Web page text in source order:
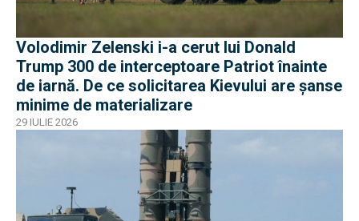
Volodimir Zelenski i-a cerut lui Donald
Trump 300 de interceptoare Patriot înainte
de iarnă. De ce solicitarea Kievului are șanse
minime de materializare
29 IULIE 2026